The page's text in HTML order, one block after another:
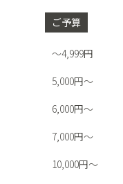
ご予算
～4,999円
5,000円～
6,000円～
7,000円～
10,000円～